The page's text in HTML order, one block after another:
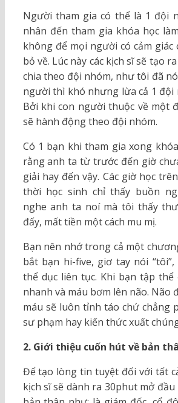
Người tham gia có thể là 1 đội
nhân đến tham gia khóa học
không để mọi người có cảm giác
bỏ về. Lúc này các kịch sĩ sẽ tạo
chia theo đội nhóm, như tôi đã
người thì khó nhưng lừa cả 1 đội
Bởi khi con người thuộc về một
sẽ hành động theo đội nhóm.
Có 1 bạn khi tham gia xong
rằng anh ta từ trước đến giờ
giải hay đến vậy. Các giờ học
thời học sinh chỉ thấy buồn
nghe anh ta noí mà tôi thấy
đấy, mất tiền một cách mu mị.
Bạn nên nhớ trong cả một
bắt bạn hi-five, giơ tay nói
thể dục liên tục. Khi bạn tập
nhanh và máu bơm lên não. Não
máu sẽ luôn tỉnh táo chứ chẳng
sư phạm hay kiến thức xuất chúng
2. Giới thiệu cuốn hút về bản
Để tạo lòng tin tuyệt đối với tất
kịch sĩ sẽ dành ra 30phut mở